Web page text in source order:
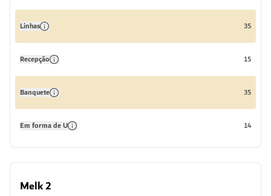
Linhas 35
Recepção 15
Banquete 35
Em forma de U 14
Melk 2